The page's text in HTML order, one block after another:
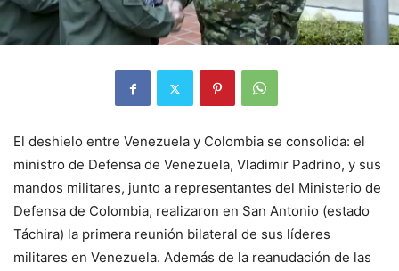
El deshielo entre Venezuela y Colombia se consolida: el
ministro de Defensa de Venezuela, Vladimir Padrino, y sus
mandos militares, junto a representantes del Ministerio de
Defensa de Colombia, realizaron en San Antonio (estado
Táchira) la primera reunión bilateral de sus líderes
militares en Venezuela. Además de la reanudación de las